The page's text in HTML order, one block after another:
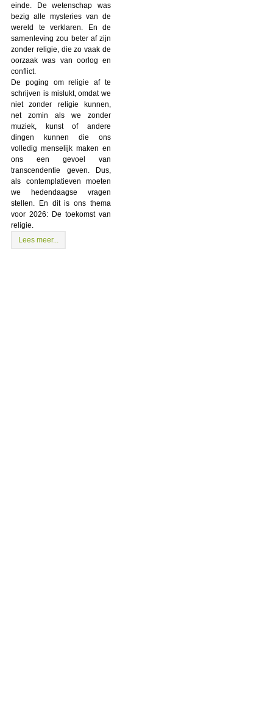
einde. De wetenschap was
bezig alle mysteries van de
wereld te verklaren. En de
samenleving zou beter af zijn
zonder religie, die zo vaak de
oorzaak was van oorlog en
conflict.
De poging om religie af te
schrijven is mislukt, omdat we
niet zonder religie kunnen,
net zomin als we zonder
muziek, kunst of andere
dingen kunnen die ons
volledig menselijk maken en
ons een gevoel van
transcendentie geven. Dus,
als contemplatieven moeten
we hedendaagse vragen
stellen. En dit is ons thema
voor 2026: De toekomst van
religie.
Lees meer...